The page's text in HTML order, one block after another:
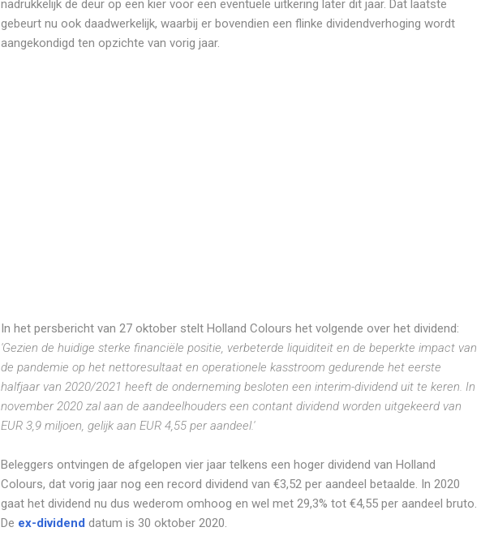
nadrukkelijk de deur op een kier voor een eventuele uitkering later dit jaar. Dat laatste
gebeurt nu ook daadwerkelijk, waarbij er bovendien een flinke dividendverhoging wordt
aangekondigd ten opzichte van vorig jaar.
In het persbericht van 27 oktober stelt Holland Colours het volgende over het dividend:
'Gezien de huidige sterke financiële positie, verbeterde liquiditeit en de beperkte impact van
de pandemie op het nettoresultaat en operationele kasstroom gedurende het eerste
halfjaar van 2020/2021 heeft de onderneming besloten een interim-dividend uit te keren. In
november 2020 zal aan de aandeelhouders een contant dividend worden uitgekeerd van
EUR 3,9 miljoen, gelijk aan EUR 4,55 per aandeel.'
Beleggers ontvingen de afgelopen vier jaar telkens een hoger dividend van Holland
Colours, dat vorig jaar nog een record dividend van €3,52 per aandeel betaalde. In 2020
gaat het dividend nu dus wederom omhoog en wel met 29,3% tot €4,55 per aandeel bruto.
De ex-dividend datum is 30 oktober 2020.